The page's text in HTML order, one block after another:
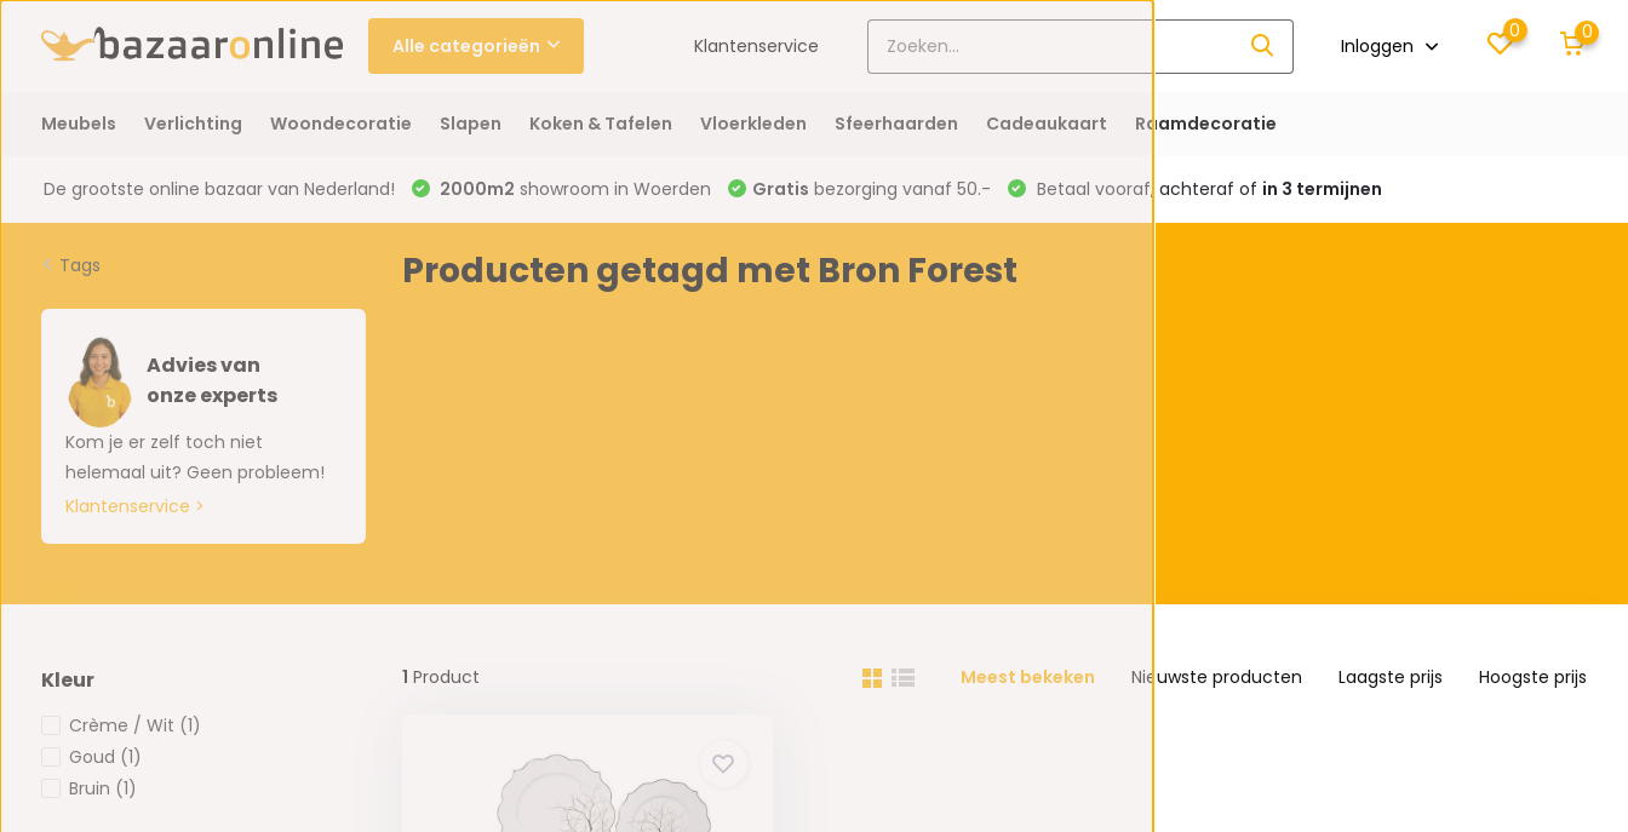
Alle categorieën Klantenservice Inloggen
0 0
Meubels Verlichting Woondecoratie Slapen Koken & Tafelen Vloerkleden Sfeerhaarden Cadeaukaart Raamdecoratie
De grootste online bazaar van Nederland! 2000m2 showroom in Woerden Gratis bezorging vanaf 50.- Betaal vooraf, achteraf of in 3 termijnen
Tags
Advies van
onze experts
Kom je er zelf toch niet
helemaal uit? Geen probleem!
Klantenservice >
Producten getagd met Bron Forest
Kleur
Crème / Wit (1)
Goud (1)
Bruin (1)
1 Product Meest bekeken Nieuwste producten Laagste prijs Hoogste prijs